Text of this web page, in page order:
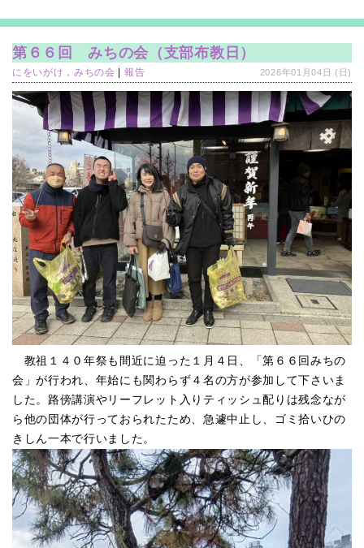
第６６回 みちの会（支部布教日）
2026年01月04日 (日)
にをいがけ，みちの会 | 報告
教祖１４０年祭も間近に迫った１月４日、「第６６回みちの
会」が行われ、年始にも関わらず４名の方が参加して下さいま
した。路傍講演やリーフレット入りティッシュ配りは残念なが
ら他の団体が行っておられたため、急遽中止し、ゴミ拾いひの
きしん一本で行いました。